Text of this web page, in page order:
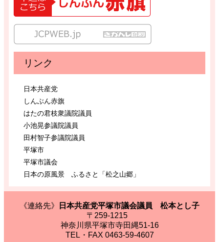
リンク
日本共産党
しんぶん赤旗
はたの君枝衆議院議員
小池晃参議院議員
田村智子参議院議員
平塚市
平塚市議会
日本の原風景 ふるさと「松之山郷」
《連絡先》
日本共産党平塚市議会議員 松本とし子
〒259-1215
神奈川県平塚市寺田縄51-16
TEL・FAX 0463-59-4607